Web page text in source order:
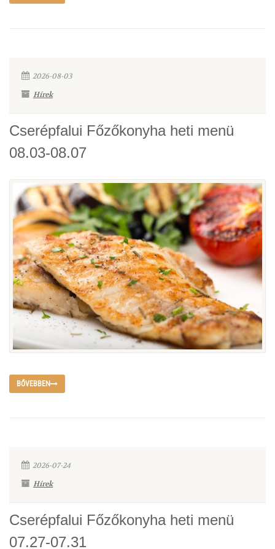
2026-08-03
Hírek
Cserépfalui Főzőkonyha heti menü
08.03-08.07
BŐVEBBEN
2026-07-24
Hírek
Cserépfalui Főzőkonyha heti menü
07.27-07.31